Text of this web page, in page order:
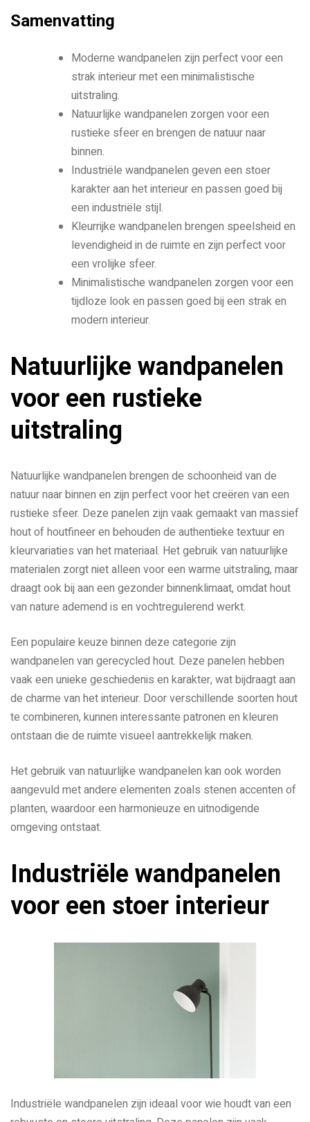
Samenvatting
Moderne wandpanelen zijn perfect voor een
strak interieur met een minimalistische
uitstraling.
Natuurlijke wandpanelen zorgen voor een
rustieke sfeer en brengen de natuur naar
binnen.
Industriële wandpanelen geven een stoer
karakter aan het interieur en passen goed bij
een industriële stijl.
Kleurrijke wandpanelen brengen speelsheid en
levendigheid in de ruimte en zijn perfect voor
een vrolijke sfeer.
Minimalistische wandpanelen zorgen voor een
tijdloze look en passen goed bij een strak en
modern interieur.
Natuurlijke wandpanelen
voor een rustieke
uitstraling
Natuurlijke wandpanelen brengen de schoonheid van de
natuur naar binnen en zijn perfect voor het creëren van een
rustieke sfeer. Deze panelen zijn vaak gemaakt van massief
hout of houtfineer en behouden de authentieke textuur en
kleurvariaties van het materiaal. Het gebruik van natuurlijke
materialen zorgt niet alleen voor een warme uitstraling, maar
draagt ook bij aan een gezonder binnenklimaat, omdat hout
van nature ademend is en vochtregulerend werkt.
Een populaire keuze binnen deze categorie zijn
wandpanelen van gerecycled hout. Deze panelen hebben
vaak een unieke geschiedenis en karakter, wat bijdraagt aan
de charme van het interieur. Door verschillende soorten hout
te combineren, kunnen interessante patronen en kleuren
ontstaan die de ruimte visueel aantrekkelijk maken.
Het gebruik van natuurlijke wandpanelen kan ook worden
aangevuld met andere elementen zoals stenen accenten of
planten, waardoor een harmonieuze en uitnodigende
omgeving ontstaat.
Industriële wandpanelen
voor een stoer interieur
Industriële wandpanelen zijn ideaal voor wie houdt van een